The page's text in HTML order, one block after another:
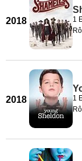
2018 1
2018 1